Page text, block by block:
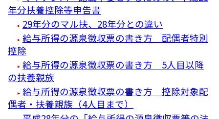
年分扶養控除等申告書
29年分のマル扶、28年分との違い
給与所得の源泉徴収票の書き方 配偶者特別
控除
給与所得の源泉徴収票の書き方 5人目以降
の扶養親族
給与所得の源泉徴収票の書き方 控除対象配
偶者・扶養親族（4人目まで）